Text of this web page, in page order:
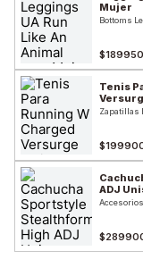
Mujer
Bottoms
$189950
Tenis
Zapatillas
ADJ